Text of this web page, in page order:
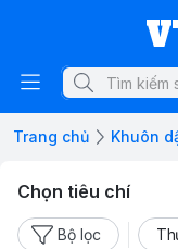
Trang chủ Khuôn
Chọn tiêu chí
Bộ lọc